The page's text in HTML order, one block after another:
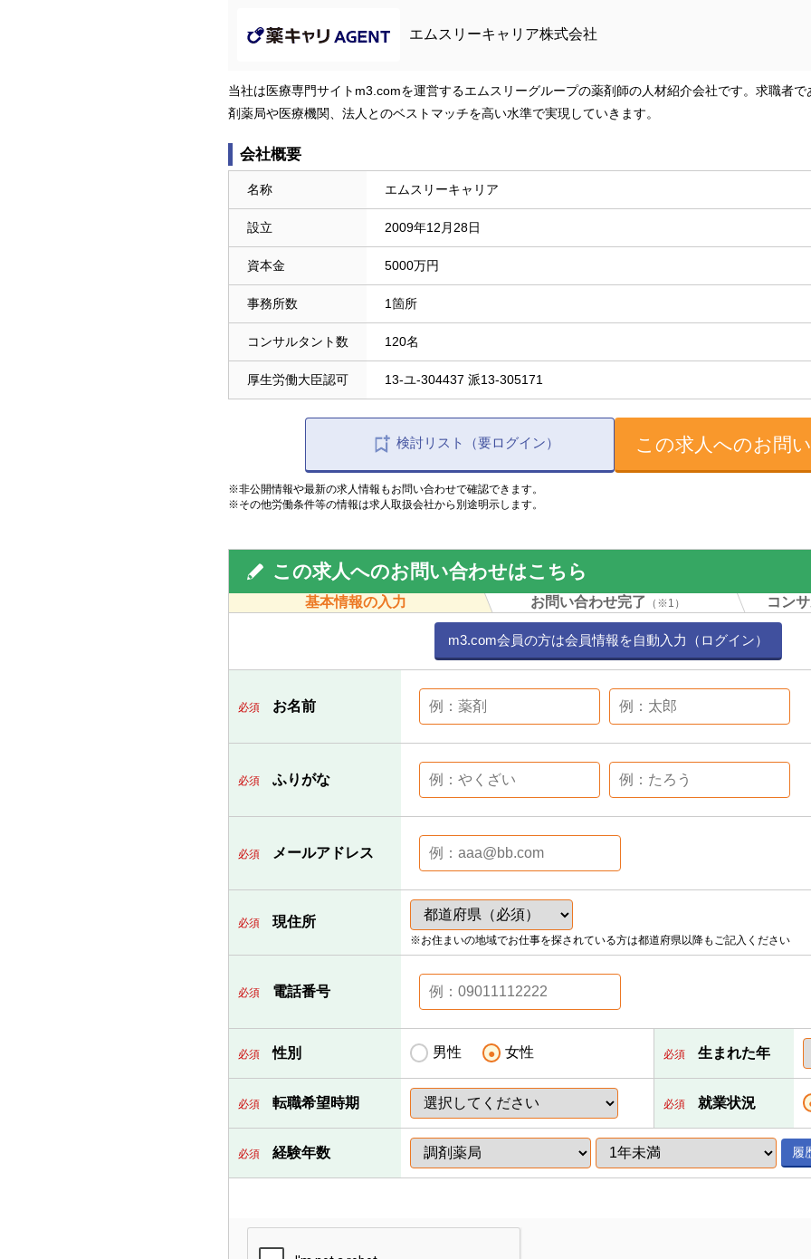
エムスリーキャリア株式会社
当社は医療専門サイトm3.comを運営するエムスリーグループの薬剤師の人材紹介会社です。求職者
剤薬局や医療機関、法人とのベストマッチを高い水準で実現していきます。
会社概要
名称 エムスリーキャリア
設立 2009年12月28日
資本金 5000万円
事務所数 1箇所
コンサルタント数 120名
厚生労働大臣認可 13-ユ-304437 派13-305171
検討リスト（要ログイン） この求人へのお問
※非公開情報や最新の求人情報もお問い合わせで確認できます。
※その他労働条件等の情報は求人取扱会社から別途明示します。
この求人へのお問い合わせはこちら
基本情報の入力 お問い合わせ完了 （※1） コン
m3.com会員の方は会員情報を自動入力（ログイン）
必須 お名前
必須 ふりがな
必須 メールアドレス
必須 現住所
※お住まいの地域でお仕事を探されている方は都道府県以降もご記入ください
必須 電話番号
必須 性別 男性 女性 必須 生まれた年
必須 転職希望時期 必須 就業状況
必須 経験年数 履